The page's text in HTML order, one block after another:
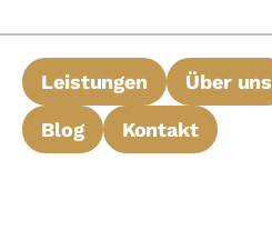
Leistungen Über uns
Blog Kontakt